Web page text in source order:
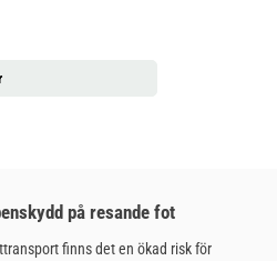
på resande fot
finns det en ökad risk för